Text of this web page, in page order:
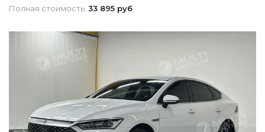
Полная стоимость: 33 895 руб